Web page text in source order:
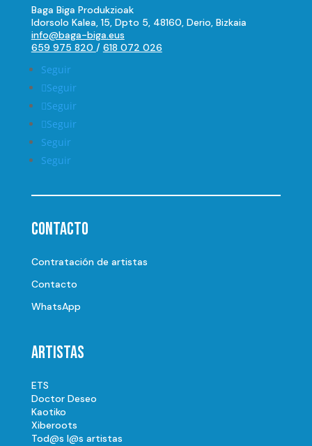
Baga Biga Produkzioak
Idorsolo Kalea, 15, Dpto 5, 48160, Derio, Bizkaia
info@baga-biga.eus
659 975 820 / 618 072 026
Seguir
Seguir
Seguir
Seguir
Seguir
Seguir
Contacto
Contratación de artistas
Contacto
WhatsApp
Artistas
ETS
Doctor Deseo
Kaotiko
Xiberoots
Tod@s l@s artistas